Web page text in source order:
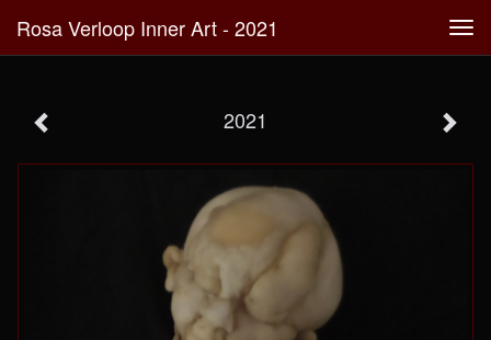
Rosa Verloop Inner Art - 2021
2021